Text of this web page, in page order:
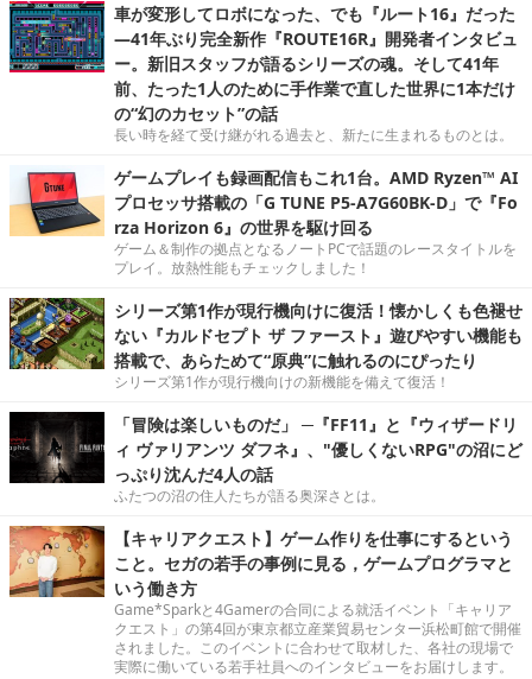
車が変形してロボになった、でも『ルート16』だった
―41年ぶり完全新作『ROUTE16R』開発者インタビュ
ー。新旧スタッフが語るシリーズの魂。そして41年
前、たった1人のために手作業で直した世界に1本だけ
の“幻のカセット”の話
長い時を経て受け継がれる過去と、新たに生まれるものとは。
ゲームプレイも録画配信もこれ1台。AMD Ryzen™ AI
プロセッサ搭載の「G TUNE P5-A7G60BK-D」で『Fo
rza Horizon 6』の世界を駆け回る
ゲーム＆制作の拠点となるノートPCで話題のレースタイトルを
プレイ。放熱性能もチェックしました！
シリーズ第1作が現行機向けに復活！懐かしくも色褪せ
ない『カルドセプト ザ ファースト』遊びやすい機能も
搭載で、あらためて“原典”に触れるのにぴったり
シリーズ第1作が現行機向けの新機能を備えて復活！
「冒険は楽しいものだ」 ─『FF11』と『ウィザードリ
ィ ヴァリアンツ ダフネ』、"優しくないRPG"の沼にど
っぷり沈んだ4人の話
ふたつの沼の住人たちが語る奥深さとは。
【キャリアクエスト】ゲーム作りを仕事にするという
こと。セガの若手の事例に見る，ゲームプログラマと
いう働き方
Game*Sparkと4Gamerの合同による就活イベント「キャリア
クエスト」の第4回が東京都立産業貿易センター浜松町館で開催
されました。このイベントに合わせて取材した、各社の現場で
実際に働いている若手社員へのインタビューをお届けします。